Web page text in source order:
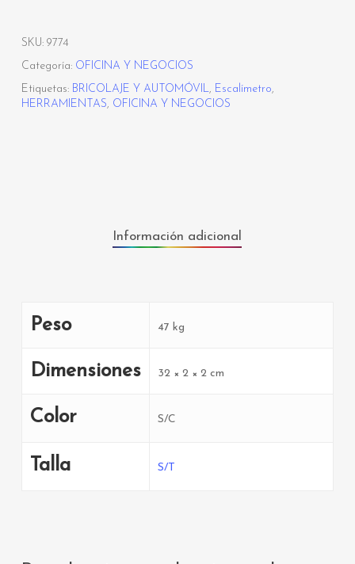
SKU: 9774
Categoría: OFICINA Y NEGOCIOS
Etiquetas: BRICOLAJE Y AUTOMÓVIL, Escalímetro,
HERRAMIENTAS, OFICINA Y NEGOCIOS
Información adicional
Peso 47 kg
Dimensiones 32 × 2 × 2 cm
Color S/C
Talla S/T